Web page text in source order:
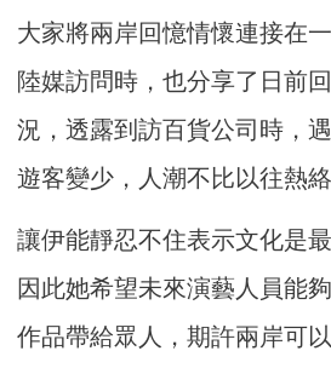
大家將兩岸回憶情懷連接在
陸媒訪問時，也分享了日前
況，透露到訪百貨公司時，
遊客變少，人潮不比以往熱絡
讓伊能靜忍不住表示文化是
因此她希望未來演藝人員能
作品帶給眾人，期許兩岸可